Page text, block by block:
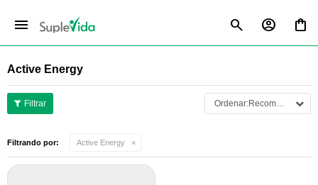
menu
Active Energy
Recomendados
Filtrando por: Active Energy